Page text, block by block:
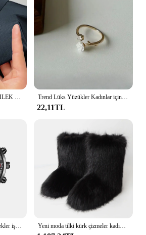
Buz ipek işlemeli Polo GÖMLEK 2023 yeni sonbahar/yaz Polo boyun elastik T-shirt kore moda kısa kollu rahat erkek Clothi Trend Lüks Yüzükler Kadınlar için Altın Kaplama Paslanmaz Çelik Gül Yüzük Moda Estetik Takı Mizaç Anillos Mujer
22,11TL
Moda erkek spor saatler erkekler iş paslanmaz çelik kuvars İzle lüks adam rahat takvim aydınlık saat Reloj Hombre Yeni moda tilki kürk çizmeler kadın kabarık kürk kar botları kadın kış sıcak peluş Platform ayakkabılar kürklü Faux kürk Bottes lüks çizmeler